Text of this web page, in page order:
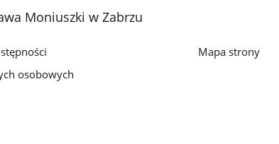
Moniuszki w Zabrzu
osobowych
Mapa strony